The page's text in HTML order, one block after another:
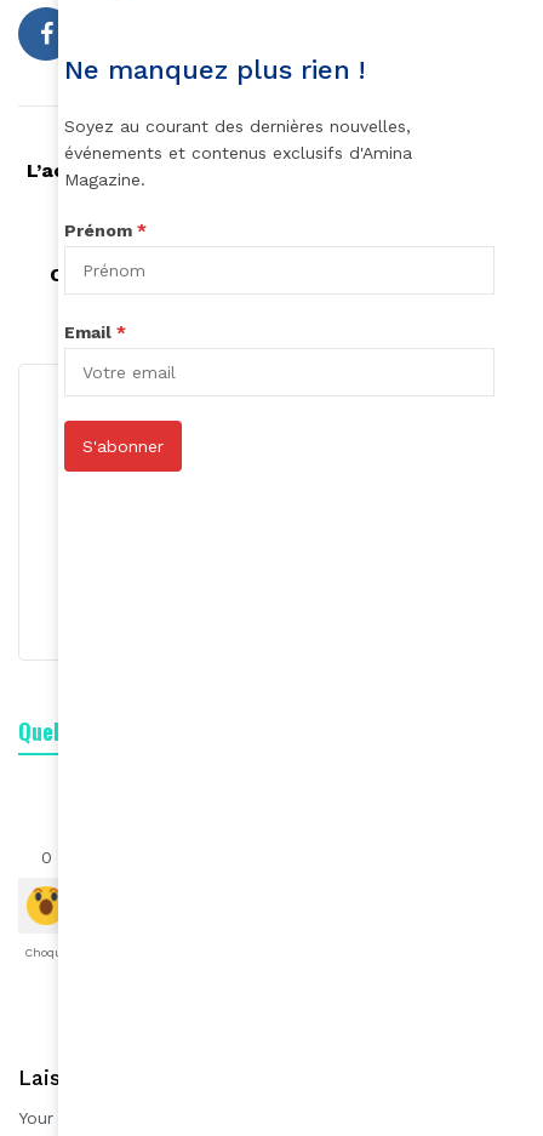
Article précédent
L’acteur Kevin Hart et son épouse attendent leur
Article suivant
Coronavirus: Burkina-Faso / Opération mains
propres
Quelle est votre réaction ?
0
Choqué
Laisser une réponse
Your email address will not be published.
Ne manquez plus rien !
Soyez au courant des dernières nouvelles,
événements et contenus exclusifs d'Amina
Magazine.
Prénom *
Email *
S'abonner